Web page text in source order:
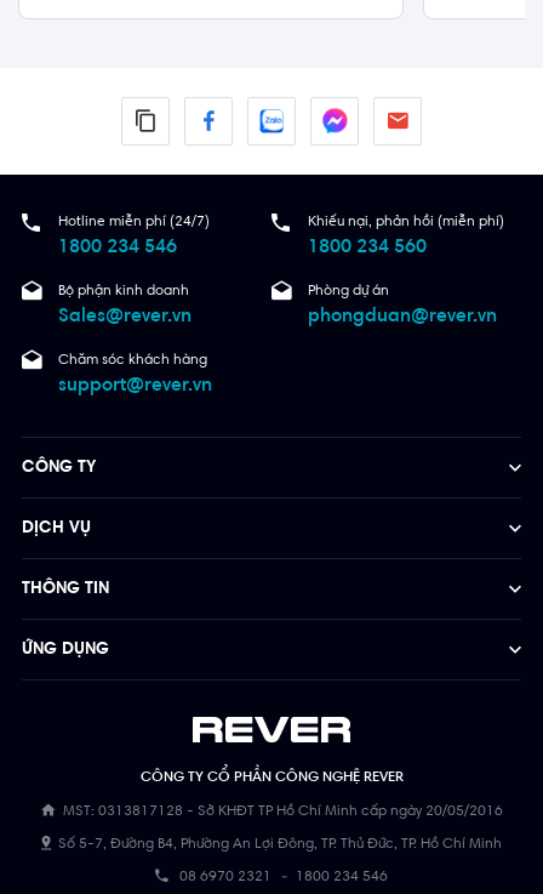
Hotline miễn phí (24/7)
1800 234 546
Khiếu nại, phản hồi (miễn phí)
1800 234 560
Bộ phận kinh doanh
Sales@rever.vn
Phòng dự án
phongduan@rever.vn
Chăm sóc khách hàng
support@rever.vn
CÔNG TY CỔ PHẦN CÔNG NGHỆ REVER
MST: 0313817128 - Sở KHĐT TP Hồ Chí Minh cấp ngày 20/05/2016
Số 5-7, Đường B4, Phường An Lợi Đông, TP. Thủ Đức, TP. Hồ Chí Minh
08 6970 2321 - 1800 234 546
CÔNG TY
DỊCH VỤ
THÔNG TIN
ỨNG DỤNG